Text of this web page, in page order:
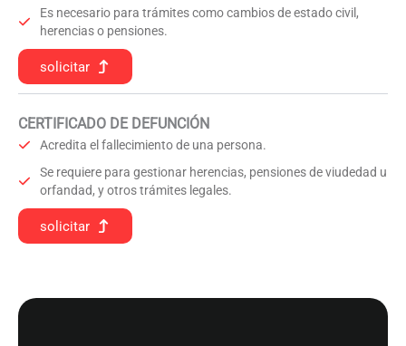
Es necesario para trámites como cambios de estado civil,
herencias o pensiones.
solicitar
CERTIFICADO DE DEFUNCIÓN
Acredita el fallecimiento de una persona.
Se requiere para gestionar herencias, pensiones de viudedad u
orfandad, y otros trámites legales.
solicitar